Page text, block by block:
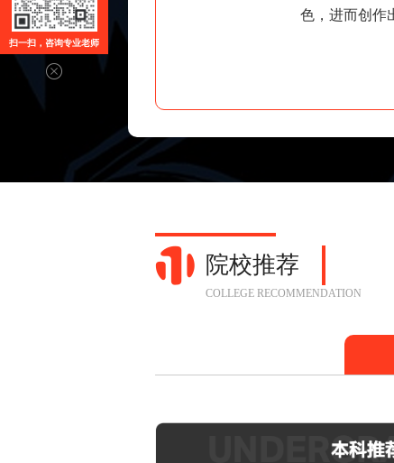
色，进而创作
院校推荐
COLLEGE RECOMMENDATION
扫一扫，咨询专业老师